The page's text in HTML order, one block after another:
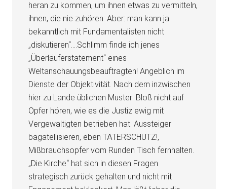
heran zu kommen, um ihnen etwas zu vermitteln,
ihnen, die nie zuhören: Aber: man kann ja
bekanntlich mit Fundamentalisten nicht
„diskutieren“….Schlimm finde ich jenes
„Überläuferstatement“ eines
Weltanschauungsbeauftragten! Angeblich im
Dienste der Objektivität. Nach dem inzwischen
hier zu Lande üblichen Muster: Bloß nicht auf
Opfer hören, wie es die Justiz ewig mit
Vergewaltigten betrieben hat. Aussteiger
bagatellisieren, eben TÄTERSCHUTZ!,
Mißbrauchsopfer vom Runden Tisch fernhalten.
„Die Kirche“ hat sich in diesen Fragen
strategisch zurück gehalten und nicht mit